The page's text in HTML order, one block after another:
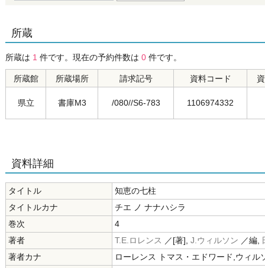
所蔵
所蔵は 1 件です。現在の予約件数は 0 件です。
所蔵館 所蔵場所 請求記号 資料コード
県立 書庫M3 /080//S6-783 1106974332
資料詳細
タイトル
知恵の七柱
タイトルカナ
チエ ノ ナナハシラ
巻次
4
著者
T.E.ロレンス ／[著], J.ウィルソン ／編,
著者カナ
ローレンス トマス・エドワード,ウィル